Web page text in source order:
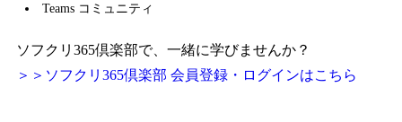
Teams コミュニティ
ソフクリ365倶楽部で、一緒に学びませんか？
＞＞ソフクリ365倶楽部 会員登録・ログインはこちら